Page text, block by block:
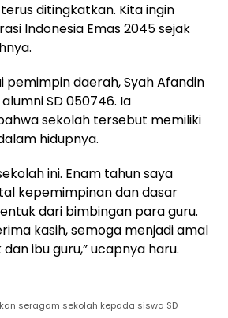
ditingkatkan. Kita ingin
Indonesia Emas 2045 sejak
pemimpin daerah, Syah Afandin
SD 050746. Ia
sekolah tersebut memiliki
hidupnya.
ini. Enam tahun saya
kepemimpinan dan dasar
dari bimbingan para guru.
kasih, semoga menjadi amal
ibu guru,” ucapnya haru.
seragam sekolah kepada siswa SD